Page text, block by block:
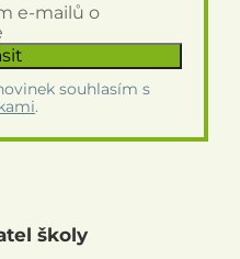
e-mailů o
souhlasím s
.
školy